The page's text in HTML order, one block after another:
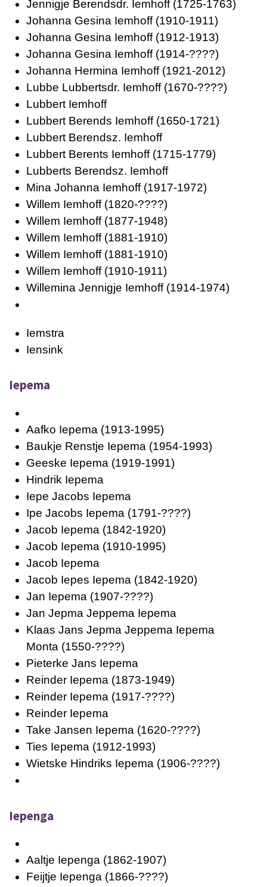
Jennigje Berendsdr. Iemhoff (1725-1763)
Johanna Gesina Iemhoff (1910-1911)
Johanna Gesina Iemhoff (1912-1913)
Johanna Gesina Iemhoff (1914-????)
Johanna Hermina Iemhoff (1921-2012)
Lubbe Lubbertsdr. Iemhoff (1670-????)
Lubbert Iemhoff
Lubbert Berends Iemhoff (1650-1721)
Lubbert Berendsz. Iemhoff
Lubbert Berents Iemhoff (1715-1779)
Lubberts Berendsz. Iemhoff
Mina Johanna Iemhoff (1917-1972)
Willem Iemhoff (1820-????)
Willem Iemhoff (1877-1948)
Willem Iemhoff (1881-1910)
Willem Iemhoff (1881-1910)
Willem Iemhoff (1910-1911)
Willemina Jennigje Iemhoff (1914-1974)
Iemstra
Iensink
Iepema
Aafko Iepema (1913-1995)
Baukje Renstje Iepema (1954-1993)
Geeske Iepema (1919-1991)
Hindrik Iepema
Iepe Jacobs Iepema
Ipe Jacobs Iepema (1791-????)
Jacob Iepema (1842-1920)
Jacob Iepema (1910-1995)
Jacob Iepema
Jacob Iepes Iepema (1842-1920)
Jan Iepema (1907-????)
Jan Jepma Jeppema Iepema
Klaas Jans Jepma Jeppema Iepema
Monta (1550-????)
Pieterke Jans Iepema
Reinder Iepema (1873-1949)
Reinder Iepema (1917-????)
Reinder Iepema
Take Jansen Iepema (1620-????)
Ties Iepema (1912-1993)
Wietske Hindriks Iepema (1906-????)
Iepenga
Aaltje Iepenga (1862-1907)
Feijtje Iepenga (1866-????)